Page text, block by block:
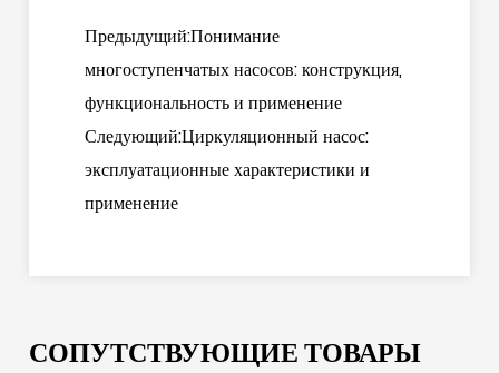
Предыдущий:Понимание
многоступенчатых насосов: конструкция,
функциональность и применение
Следующий:Циркуляционный насос:
эксплуатационные характеристики и
применение
СОПУТСТВУЮЩИЕ ТОВАРЫ